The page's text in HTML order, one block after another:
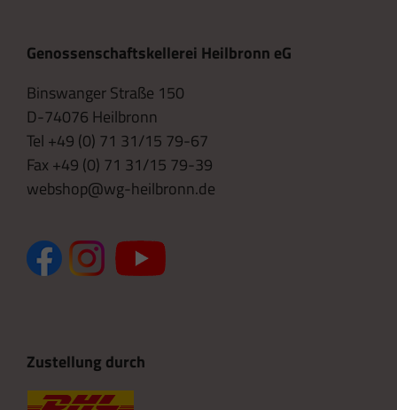
Genossenschaftskellerei Heilbronn eG
Binswanger Straße 150
D-74076 Heilbronn
Tel +49 (0) 71 31/15 79-67
Fax +49 (0) 71 31/15 79-39
webshop@wg-heilbronn.de
Zustellung durch